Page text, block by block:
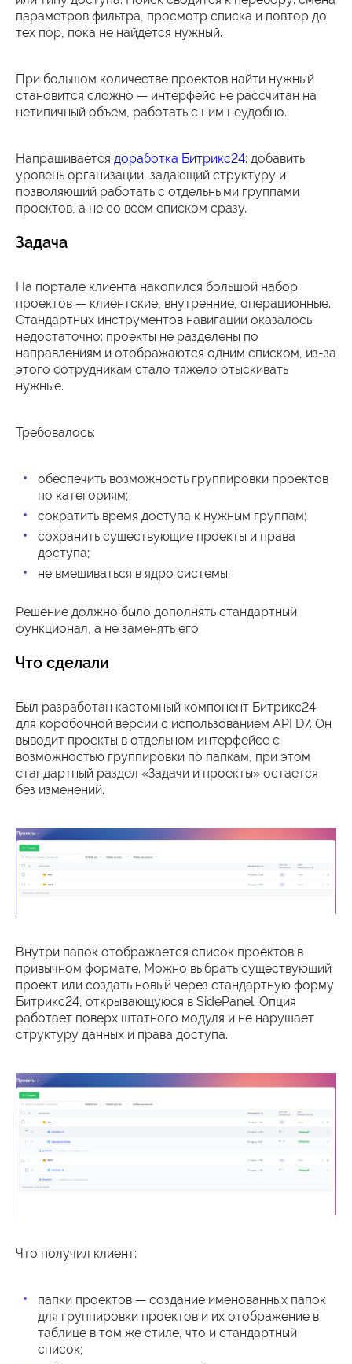
параметров фильтра, просмотр списка и повтор до
тех пор, пока не найдется нужный.
При большом количестве проектов найти нужный
становится сложно — интерфейс не рассчитан на
нетипичный объем, работать с ним неудобно.
Напрашивается доработка Битрикс24: добавить
уровень организации, задающий структуру и
позволяющий работать с отдельными группами
проектов, а не со всем списком сразу.
Задача
На портале клиента накопился большой набор
проектов — клиентские, внутренние, операционные.
Стандартных инструментов навигации оказалось
недостаточно: проекты не разделены по
направлениям и отображаются одним списком, из-за
этого сотрудникам стало тяжело отыскивать
нужные.
Требовалось:
обеспечить возможность группировки проектов
по категориям;
сократить время доступа к нужным группам;
сохранить существующие проекты и права
доступа;
не вмешиваться в ядро системы.
Решение должно было дополнять стандартный
функционал, а не заменять его.
Что сделали
Был разработан кастомный компонент Битрикс24
для коробочной версии с использованием API D7. Он
выводит проекты в отдельном интерфейсе с
возможностью группировки по папкам, при этом
стандартный раздел «Задачи и проекты» остается
без изменений.
Внутри папок отображается список проектов в
привычном формате. Можно выбрать существующий
проект или создать новый через стандартную форму
Битрикс24, открывающуюся в SidePanel. Опция
работает поверх штатного модуля и не нарушает
структуру данных и права доступа.
Что получил клиент:
папки проектов — создание именованных папок
для группировки проектов и их отображение в
таблице в том же стиле, что и стандартный
список;